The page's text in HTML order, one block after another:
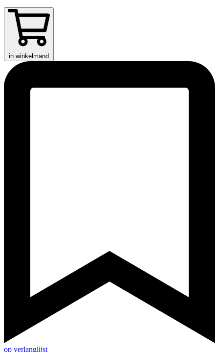
in winkelmand
op verlanglijst